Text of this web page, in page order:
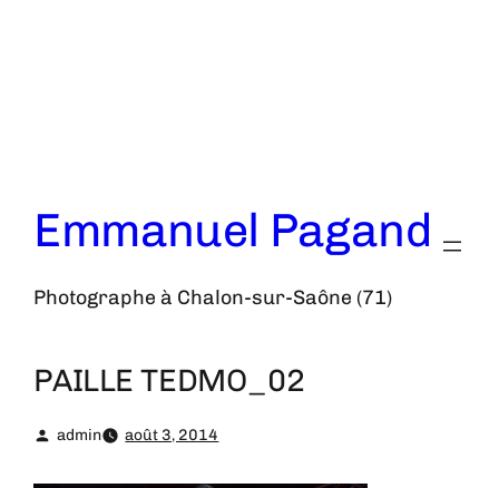
Emmanuel Pagand
Photographe à Chalon-sur-Saône (71)
PAILLE TEDMO_02
admin août 3, 2014